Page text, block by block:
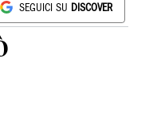
SEGUICI SU DISCOVER